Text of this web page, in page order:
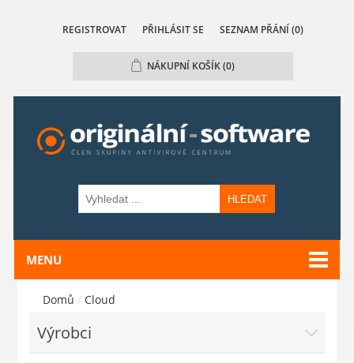
REGISTROVAT PŘIHLÁSIT SE SEZNAM PŘÁNÍ (0)
NÁKUPNÍ KOŠÍK(0)
HLEDAT
MENU
Domů / Cloud
Výrobci